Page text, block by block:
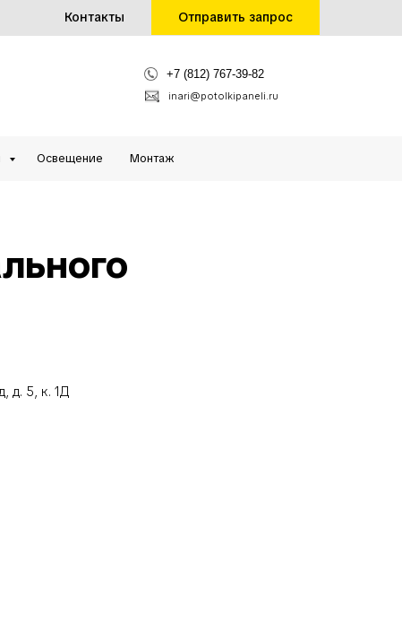
Контакты Отправить запрос
inari@potolkipaneli.ru
+7 (812) 767-39-82
Освещение Монтаж
д. 5, к. 1Д